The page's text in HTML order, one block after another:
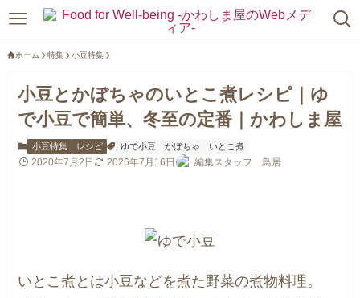
ホーム 特集 小豆特集
小豆とかぼちゃのいとこ煮レシピ｜ゆ
で小豆で簡単、冬至の定番｜かわしま屋
小豆特集 レシピ ゆで小豆 かぼちゃ いとこ煮
2020年7月2日 2026年7月16日 編集スタッフ 鳥居
いとこ煮とは小豆などを煮た野菜の煮物料理。